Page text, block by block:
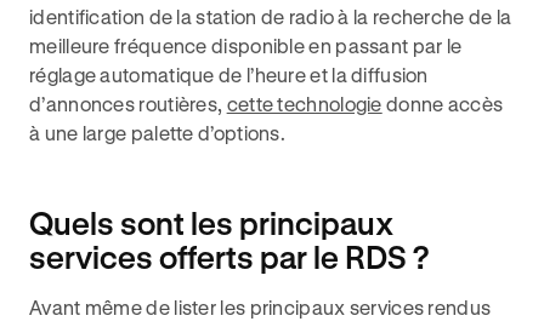
identification de la station de radio à la recherche de la
meilleure fréquence disponible en passant par le
réglage automatique de l’heure et la diffusion
d’annonces routières, cette technologie donne accès
à une large palette d’options.
Quels sont les principaux
services offerts par le RDS ?
Avant même de lister les principaux services rendus